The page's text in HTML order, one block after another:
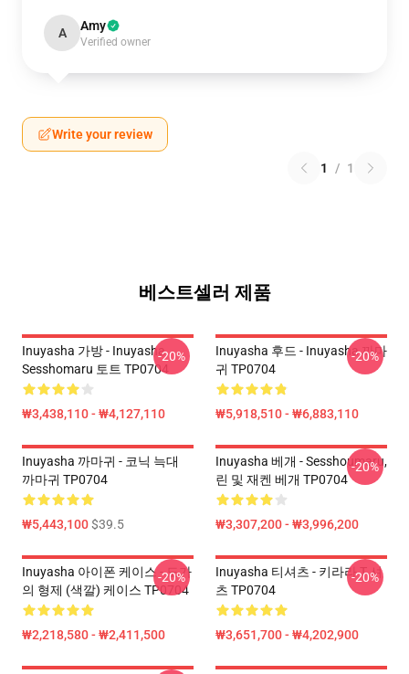
A Amy
Verified owner
Write your review
1 / 1
베스트셀러 제품
Inuyasha 가방 - Inuyasha
Sesshomaru 토트 TP0704
₩3,438,110 - ₩4,127,110
-20%
Inuyasha 후드 - Inuyasha 까마
귀 TP0704
₩5,918,510 - ₩6,883,110
-20%
Inuyasha 까마귀 - 코닉 늑대
까마귀 TP0704
₩5,443,100$39.5
Inuyasha 베개 - Sesshoumaru,
린 및 재켄 베개 TP0704
₩3,307,200 - ₩3,996,200
-20%
Inuyasha 아이폰 케이스 - 도가
의 형제 (색깔) 케이스 TP0704
₩2,218,580 - ₩2,411,500
-20%
Inuyasha 티셔츠 - 키라라 T 셔
츠 TP0704
₩3,651,700 - ₩4,202,900
-20%